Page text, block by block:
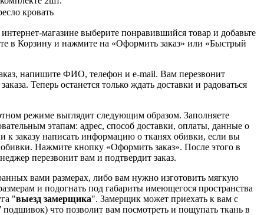
кровать
магазине выберите понравившийся товар и добавьте
в Корзину и нажмите на «Оформить заказ» или «Быстрый
напишите ФИО, телефон и e-mail. Вам перезвонит
Теперь останется только ждать доставки и радоваться
режиме выглядит следующим образом. Заполняете
этапам: адрес, способ доставки, оплаты, данные о
к заказу написать информацию о тканях обивки, если вы
Нажмите кнопку «Оформить заказ». После этого в
перезвонит вам и подтвердит заказ.
вами размерах, либо вам нужно изготовить мягкую
и подогнать под габариты имеющегося пространства
"выезд замерщика". Замерщик может приехать к вам с
подшивок) что позволит вам посмотреть и пощупать ткань в